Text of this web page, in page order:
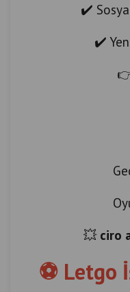
✔️
✔️
💥 ciro
⚽ Letgo